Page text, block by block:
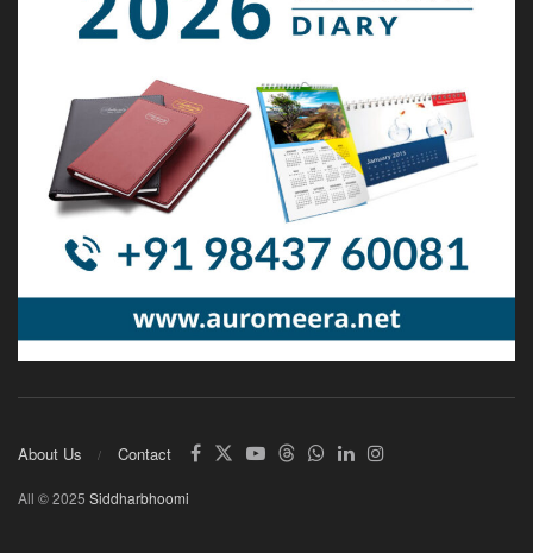
About Us Contact
All © 2025 Siddharbhoomi